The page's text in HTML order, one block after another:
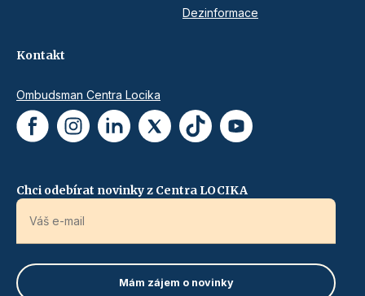
Dezinformace
Kontakt
Ombudsman Centra Locika
Chci odebírat novinky z Centra LOCIKA